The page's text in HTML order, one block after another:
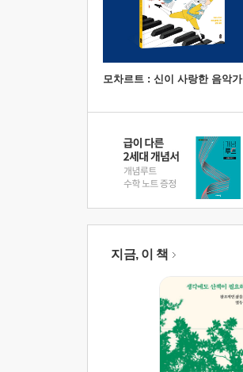
모차르트 : 신이 사랑한 음악가
지금, 이 책